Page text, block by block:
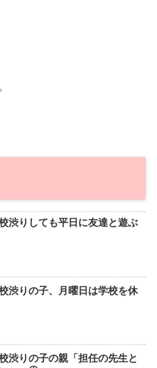
渋りしても平日に友達と遊ぶ
渋りの子、月曜日は学校を休
渋りの子の親「担任の先生と